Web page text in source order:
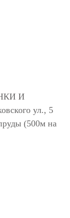
И
ул., 5
(500м на